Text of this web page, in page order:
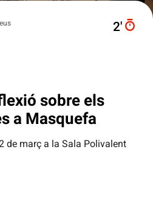
2′
sobre els
a Masquefa
de març a la Sala Polivalent